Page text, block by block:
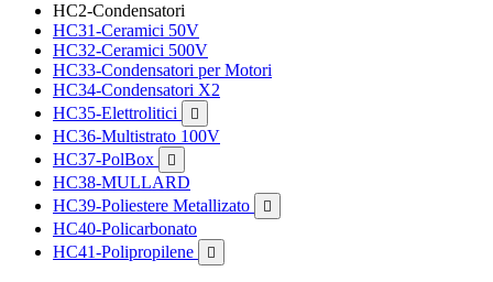
HC2-Condensatori
HC31-Ceramici 50V
HC32-Ceramici 500V
HC33-Condensatori per Motori
HC34-Condensatori X2
HC35-Elettrolitici

HC36-Multistrato 100V
HC37-PolBox

HC38-MULLARD
HC39-Poliestere Metallizato

HC40-Policarbonato
HC41-Polipropilene
